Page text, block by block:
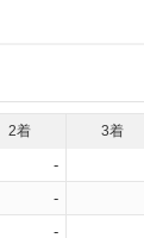
2着 3着
-
-
-